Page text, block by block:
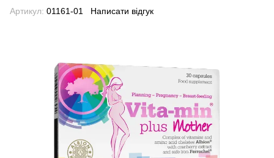
Артикул: 01161-01 Написати відгук